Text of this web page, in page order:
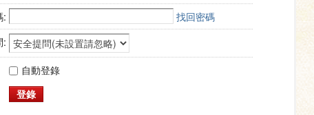
:
找回密碼
:
自動登錄
登錄